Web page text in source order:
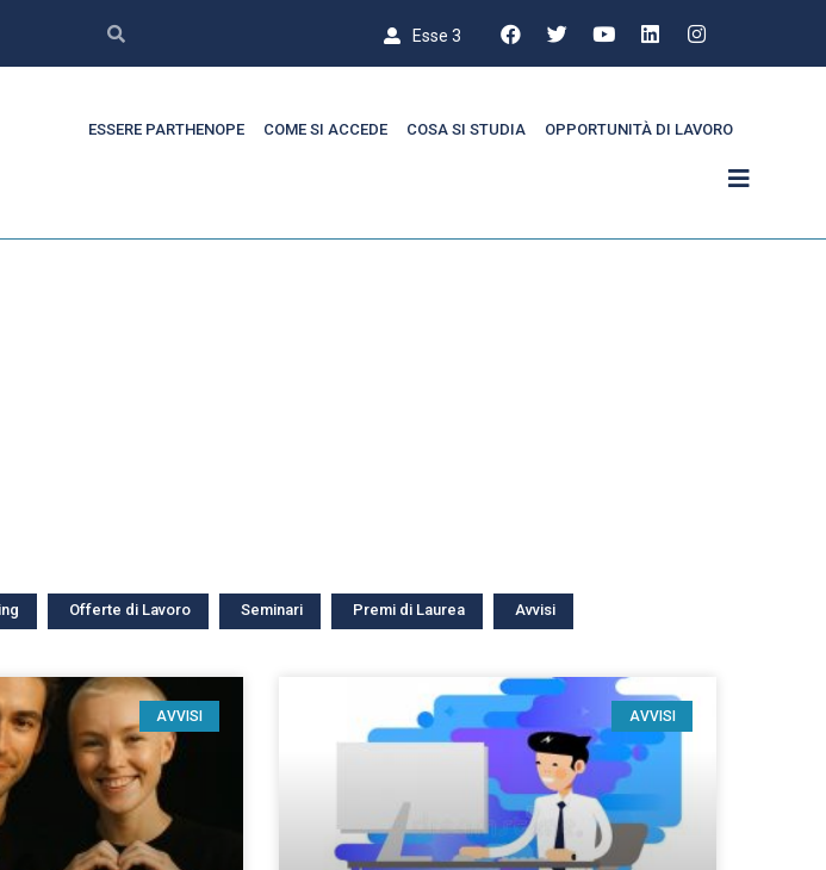
Esse 3
ESSERE PARTHENOPE COME SI ACCEDE COSA SI STUDIA OPPORTUNITÀ DI LAVORO
Offerte di Lavoro Seminari Premi di Laurea Avvisi
AVVISI AVVISI